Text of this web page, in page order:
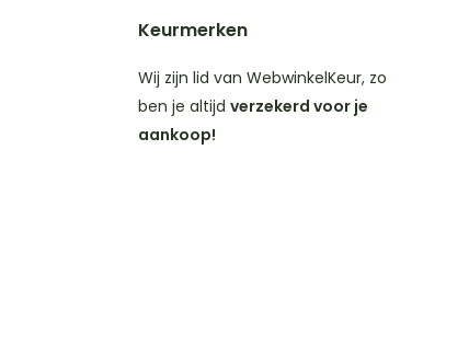
Keurmerken
Wij zijn lid van WebwinkelKeur, zo
ben je altijd verzekerd voor je
aankoop!